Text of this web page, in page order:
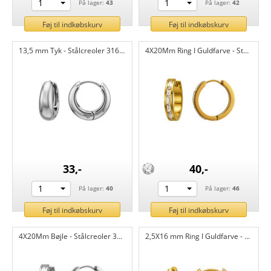
1 På lager: 43
Føj til indkøbskurv
1 På lager: 42
Føj til indkøbskurv
13,5 mm Tyk - Stålcreoler 316L kirurgisk rustfrit stål CH51288
33,-
1 På lager: 40
Føj til indkøbskurv
4X20Mm Ring I Guldfarve - Stålcreoler 316L kirurgisk rustfrit stål CH51287
40,-
1 På lager: 46
Føj til indkøbskurv
4X20Mm Bøjle - Stålcreoler 316L kirurgisk rustfrit stål CH51286 2,5X16 mm Ring I Guldfarve - Stålcreoler 316L kirurgisk rustfrit stål CH51285